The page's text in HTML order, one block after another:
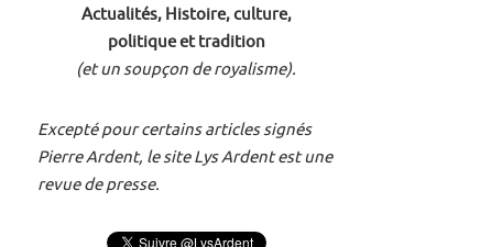
Actualités, Histoire, culture,
politique et tradition
(et un soupçon de royalisme).
Excepté pour certains articles signés
Pierre Ardent, le site Lys Ardent est une
revue de presse.